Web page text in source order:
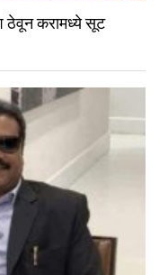
ठेवून करामध्ये सूट